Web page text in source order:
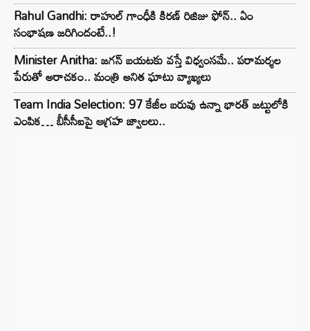
Rahul Gandhi: రాహుల్ గాంధీకి కిరణ్ రిజిజు ఫోన్.. ఏం
సంభాషణ జరిగిందంటే..!
Minister Anitha: జగన్ బయటకు వస్తే విధ్వంసమే.. పరామర్శల
పేరుతో అరాచకం.. మంత్రి అనిత ఘాటు వ్యాఖ్యలు
Team India Selection: 97 కేజీల బరువు ఉన్నా భారత్ జట్టులోకి
ఎంపిక… బీసీసీఐపై ఆగ్రహ జ్వాలలు..